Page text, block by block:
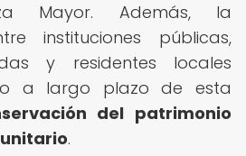
Mayor. Además, la
instituciones públicas,
y residentes locales
a largo plazo de esta
del patrimonio
.